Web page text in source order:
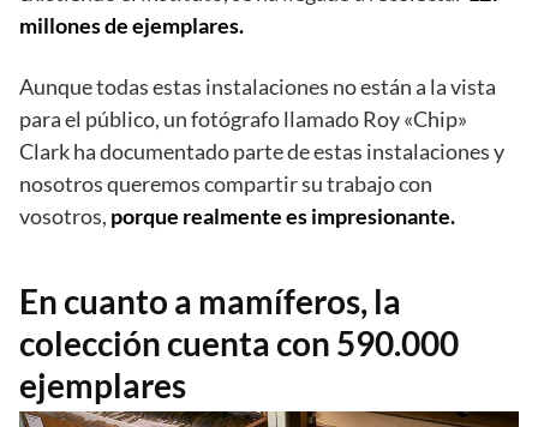
millones de ejemplares.
Aunque todas estas instalaciones no están a la vista
para el público, un fotógrafo llamado Roy «Chip»
Clark ha documentado parte de estas instalaciones y
nosotros queremos compartir su trabajo con
vosotros, porque realmente es impresionante.
En cuanto a mamíferos, la
colección cuenta con 590.000
ejemplares